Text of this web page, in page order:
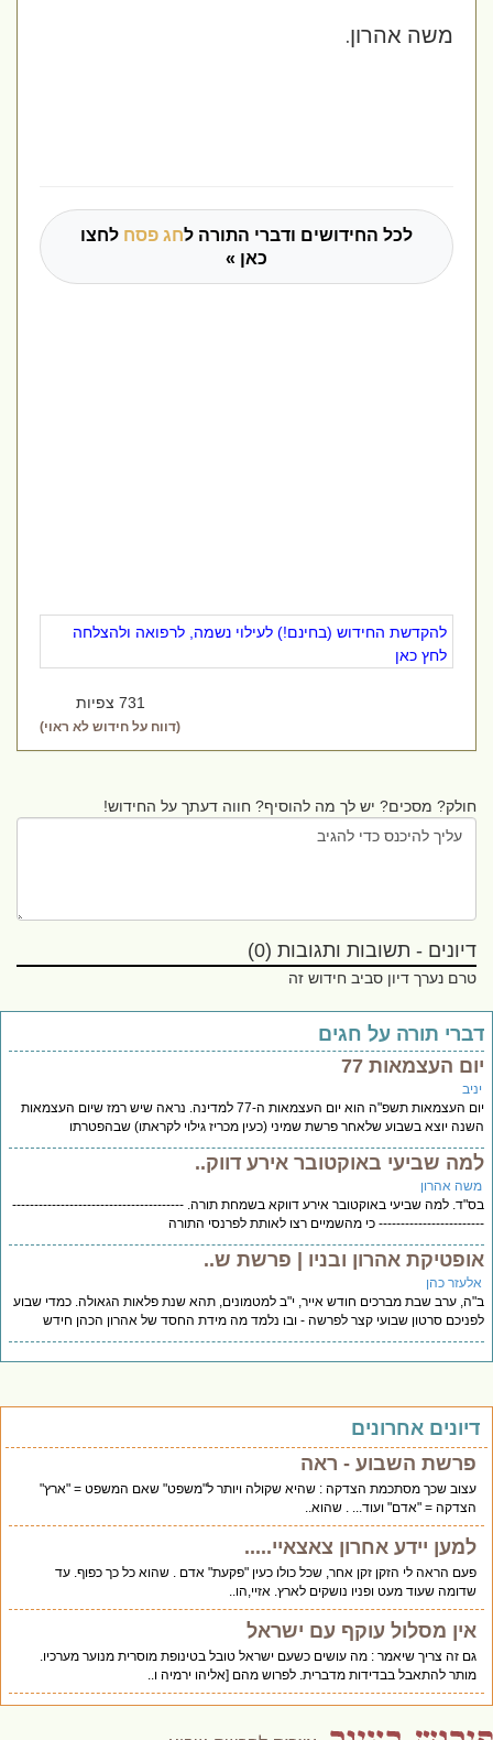
משה אהרון.
לכל החידושים ודברי התורה לחג פסחלחצו
כאן »
להקדשת החידוש (בחינם!) לעילוי נשמה, לרפואה ולהצלחה
לחץ כאן
731 צפיות
(דווח על חידוש לא ראוי)
חולק? מסכים? יש לך מה להוסיף? חווה דעתך על החידוש!
דיונים - תשובות ותגובות (0)
טרם נערך דיון סביב חידוש זה
תורה על חגים
העצמאות 77
יום העצמאות תשפ"ה הוא יום העצמאות ה-77 למדינה. נראה שיש רמז שיום העצמאות
יוצא בשבוע שלאחר פרשת שמיני (כעין מכריז גילוי לקראתו) שבהפטרתו
שביעי באוקטובר אירע דווק..
אהרון
למה שביעי באוקטובר אירע דווקא בשמחת תורה. ---------------------------------------
כי מהשמיים רצו לאותת לפרנסי התורה
אהרון ובניו | פרשת ש..
כהן
ערב שבת מברכים חודש אייר, י"ב למטמונים, תהא שנת פלאות הגאולה. כמדי שבוע
סרטון שבועי קצר לפרשה - ובו נלמד מה מידת החסד של אהרון הכהן חידש
אחרונים
פרשת השבוע - ראה
עצוב שכך מסתכמת הצדקה : שהיא שקולה ויותר ל"משפט" שאם המשפט = "ארץ"
הצדקה = "אדם" ועוד... . שהוא..
למען יידע אחרון צאצאיי.....
פעם הראה לי הזקן זקן אחר, שכל כולו כעין "פקעת" אדם . שהוא כל כך כפוף. עד
שדומה שעוד מעט ופניו נושקים לארץ. אזיי,הו..
אין מסלול עוקף עם ישראל
גם זה צריך שיאמר : מה עושים כשעם ישראל טובל בטינופת מוסרית מנוער מערכיו.
מותר להתאבל בבדידות מדברית. לפרוש מהם [אליהו ירמיה ו..